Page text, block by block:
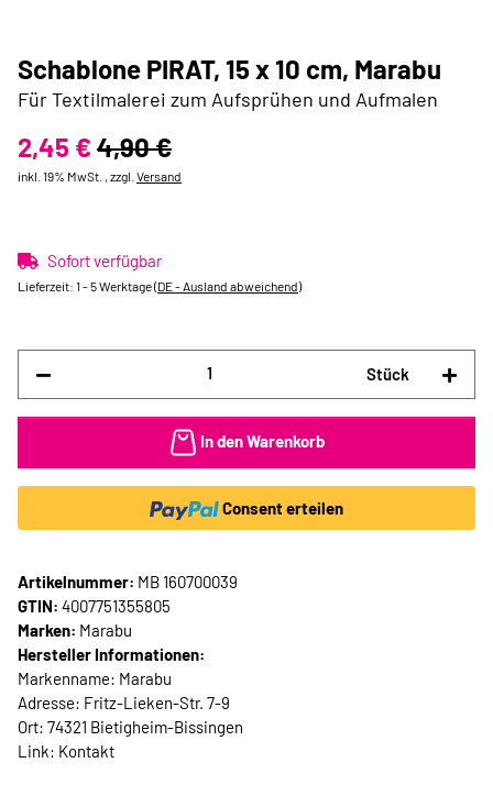
Schablone PIRAT, 15 x 10 cm, Marabu
Für Textilmalerei zum Aufsprühen und Aufmalen
2,45 € 4,90 €
inkl. 19% MwSt. , zzgl. Versand
Sofort verfügbar
Lieferzeit: 1 - 5 Werktage(DE - Ausland abweichend)
Stück
In den Warenkorb
Consent erteilen
Artikelnummer: MB 160700039
GTIN: 4007751355805
Marken: Marabu
Hersteller Informationen:
Markenname: Marabu
Adresse: Fritz-Lieken-Str. 7-9
Ort: 74321 Bietigheim-Bissingen
Link: Kontakt